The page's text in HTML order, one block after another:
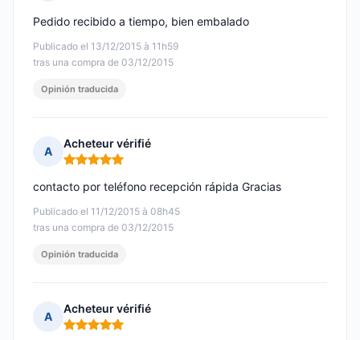
Publicado el 13/12/2015 à 11h59
tras una compra de 03/12/2015
Pedido recibido a tiempo, bien embalado
Opinión traducida
A
Acheteur vérifié
Nota: 5 de 5
Publicado el 11/12/2015 à 08h45
tras una compra de 03/12/2015
contacto por teléfono recepción rápida Gracias
Opinión traducida
A
Acheteur vérifié
Nota: 5 de 5